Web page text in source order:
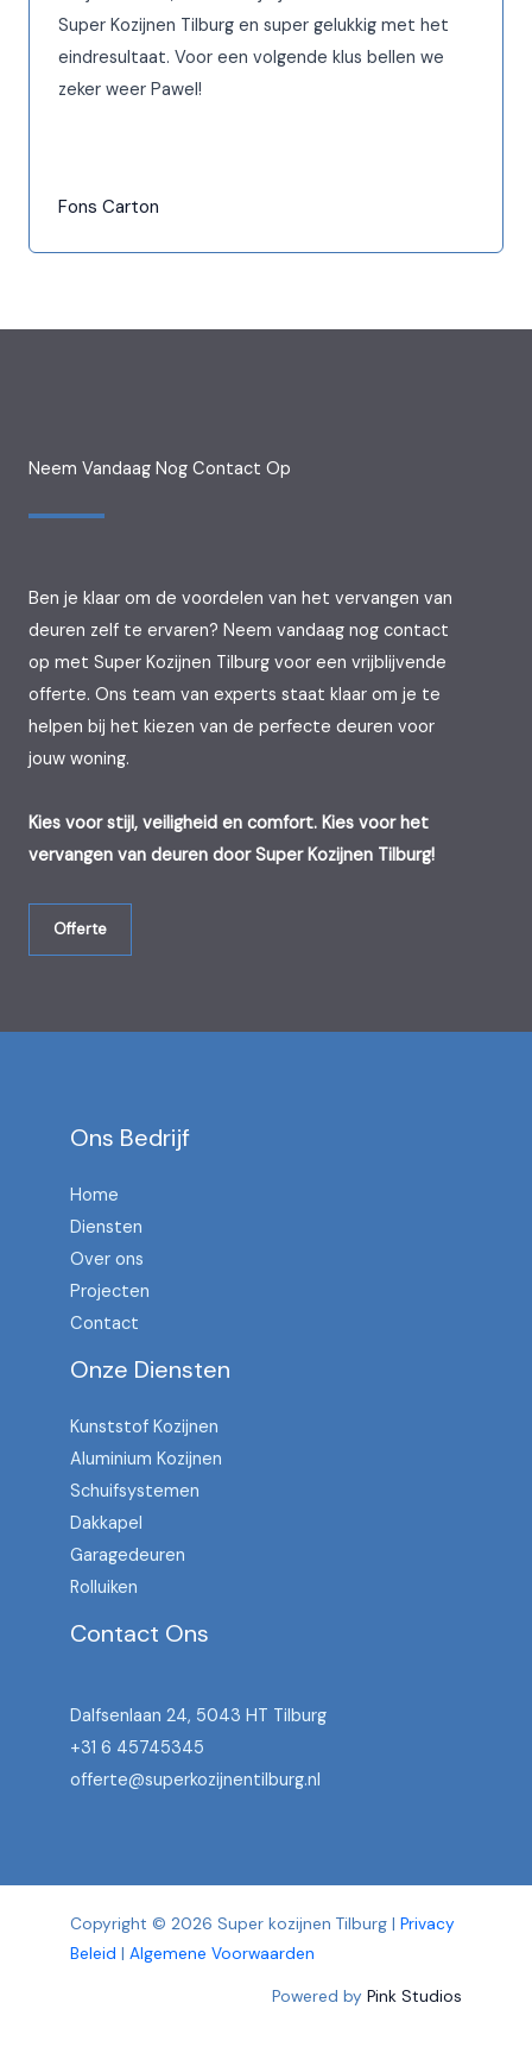
Super Kozijnen Tilburg en super gelukkig met het
eindresultaat. Voor een volgende klus bellen we
zeker weer Pawel!
Fons Carton
Neem Vandaag Nog Contact Op
Ben je klaar om de voordelen van het vervangen van
deuren zelf te ervaren? Neem vandaag nog contact
op met Super Kozijnen Tilburg voor een vrijblijvende
offerte. Ons team van experts staat klaar om je te
helpen bij het kiezen van de perfecte deuren voor
jouw woning.
Kies voor stijl, veiligheid en comfort. Kies voor het
vervangen van deuren door Super Kozijnen Tilburg!
Offerte
Ons Bedrijf
Home
Diensten
Over ons
Projecten
Contact
Onze Diensten
Kunststof Kozijnen
Aluminium Kozijnen
Schuifsystemen
Dakkapel
Garagedeuren
Rolluiken
Contact Ons
Dalfsenlaan 24, 5043 HT Tilburg
+31 6 45745345
offerte@superkozijnentilburg.nl
Copyright © 2026 Super kozijnen Tilburg | Privacy
Beleid | Algemene Voorwaarden
Powered by Pink Studios